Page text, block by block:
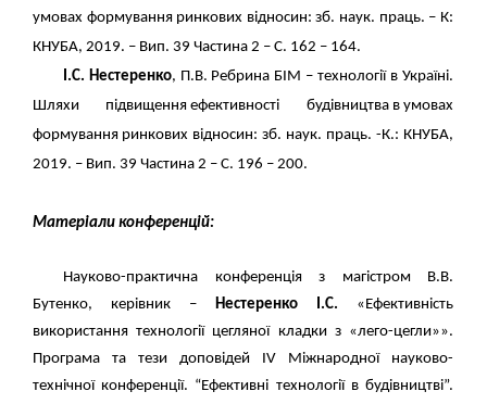
умовах формування ринкових відносин: зб. наук. праць. – К:
КНУБА, 2019. – Вип. 39 Частина 2 – С. 162 – 164.
І.С.Нестеренко, П.В. Ребрина БІМ – технології в Україні.
Шляхи підвищення ефективності будівництва в умовах
формування ринкових відносин: зб. наук. праць. -К.: КНУБА,
2019. – Вип. 39 Частина 2 – С. 196 – 200.
Матеріали конференцій:
Науково-практична конференція з магістром В.В.
Бутенко, керівник – Нестеренко І.С. «Ефективність
використання технології цегляної кладки з «лего-цегли»».
Програма та тези доповідей IV Міжнародної науково-
технічної конференції. “Ефективні технології в будівництві”.